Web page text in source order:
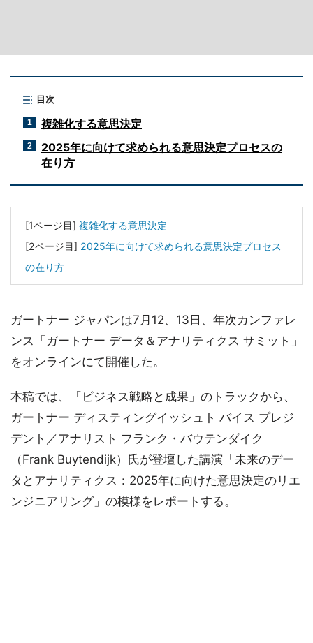
目次
1 複雑化する意思決定
2
2025年に向けて求められる意思決定プロセスの
在り方
[1ページ目] 複雑化する意思決定
[2ページ目] 2025年に向けて求められる意思決定プロセス
の在り方
ガートナー ジャパンは7月12、13日、年次カンファレ
ンス「ガートナー データ＆アナリティクス サミット」
をオンラインにて開催した。
本稿では、「ビジネス戦略と成果」のトラックから、
ガートナー ディスティングイッシュト バイス プレジ
デント／アナリスト フランク・バウテンダイク
（Frank Buytendijk）氏が登壇した講演「未来のデー
タとアナリティクス：2025年に向けた意思決定のリエ
ンジニアリング」の模様をレポートする。